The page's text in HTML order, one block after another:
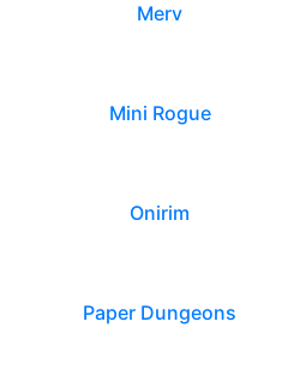
Merv
Mini Rogue
Onirim
Paper Dungeons